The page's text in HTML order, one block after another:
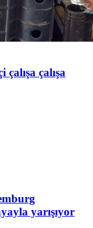
çalışa
yarışıyor